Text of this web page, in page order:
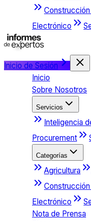
Electrónico
Inicio de Sesión
Inicio
Sobre Nosotros
Servicios
Inteligencia
Procurement
Categorías
Agricultura
Electrónico
Nota de Prensa